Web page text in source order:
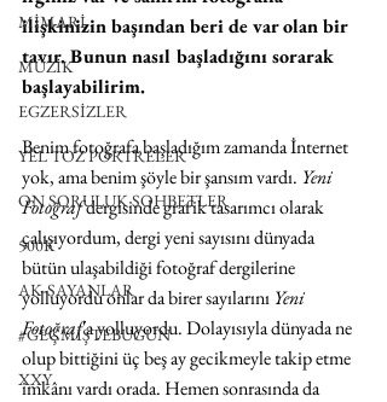
MİMARİ
MÜZİK
EGZERSİZLER
YEL TOZ PORTRELER
ON SORULUK SOHBETLER
500K
AK-SAYANLAR
#GEÇMİŞTEBUGÜN
XXY
ilişkinizin başından beri de var olan bir
tavır. Bunun nasıl başladığını sorarak
başlayabilirim.
Benim fotoğrafa başladığım zamanda İnternet
yok, ama benim şöyle bir şansım vardı. Yeni
Fotoğraf dergisinde grafik tasarımcı olarak
çalışıyordum, dergi yeni sayısını dünyada
bütün ulaşabildiği fotoğraf dergilerine
yolluyordu onlar da birer sayılarını Yeni
Fotoğraf'a yolluyordu. Dolayısıyla dünyada ne
olup bittiğini üç beş ay gecikmeyle takip etme
imkânı vardı orada. Hemen sonrasında da